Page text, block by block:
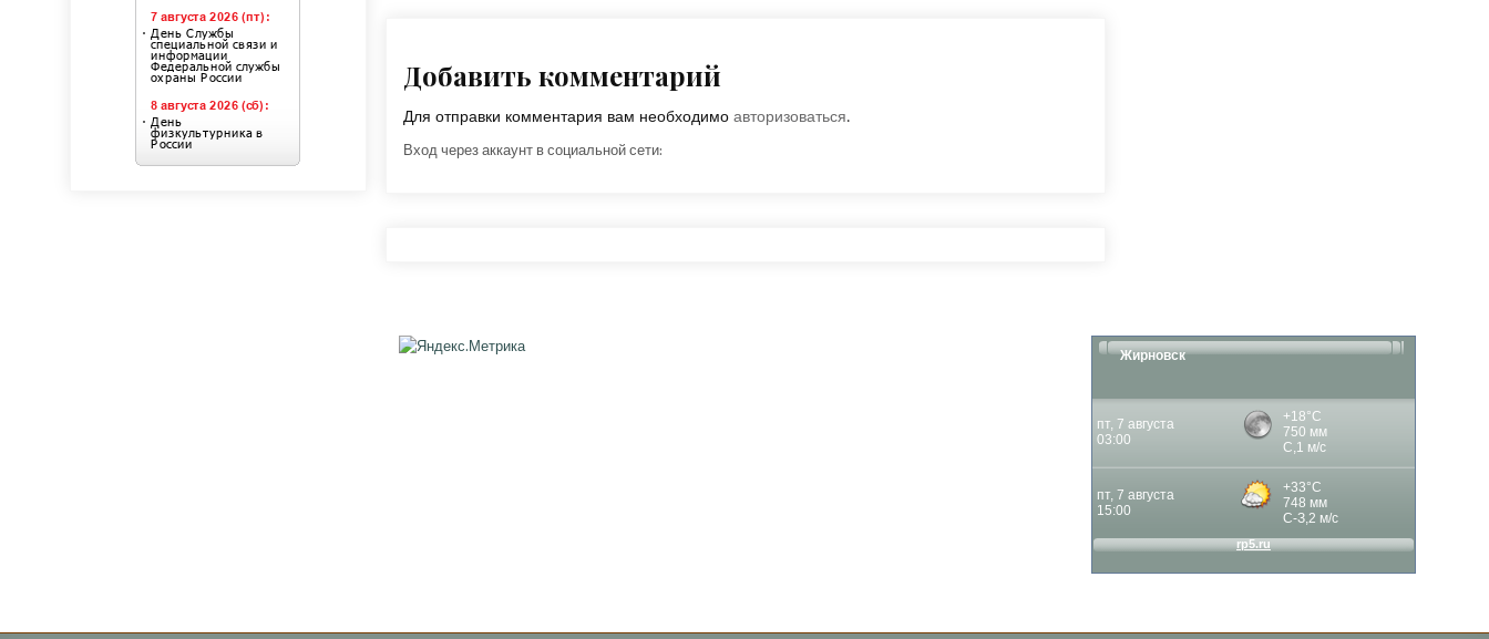
Добавить комментарий
Для отправки комментария вам необходимоавторизоваться.
Вход через аккаунт в социальной сети:
Жирновск